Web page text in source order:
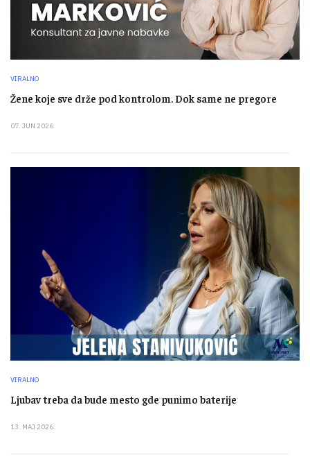
VIRALNO
Žene koje sve drže pod kontrolom. Dok same ne pregore
07. JUN 2026.
VIRALNO
Ljubav treba da bude mesto gde punimo baterije
13. MAJ 2026.